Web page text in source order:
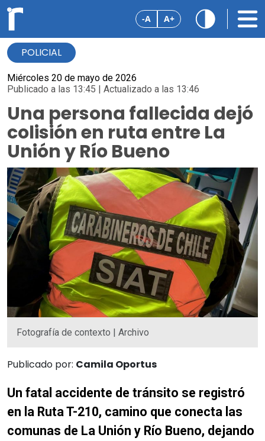
-A A+
POLICIAL
Miércoles 20 de mayo de 2026
Publicado a las 13:45 | Actualizado a las 13:46
Una persona fallecida dejó
colisión en ruta entre La
Unión y Río Bueno
Fotografía de contexto | Archivo
Publicado por: Camila Oportus
Un fatal accidente de tránsito se registró
en la Ruta T-210, camino que conecta las
comunas de La Unión y Río Bueno, dejando